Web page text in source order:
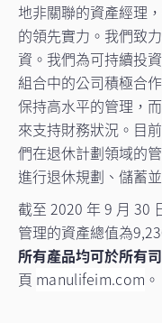
地非關聯的資產經理
的領先實力。我們致
資。我們為可持續投
組合中的公司積極合
保持高水平的管理，
來支持財務狀況。目
們在退休計劃領域的
進行退休規劃、儲蓄
截至 2020 年 9 月 30
管理的資產總值為
所有產品均可於所有
頁 manulifeim.com 。